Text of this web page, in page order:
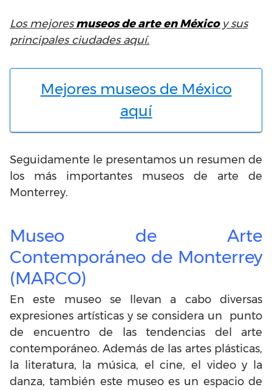
Los mejoresmuseos de arte en Méxicoy sus
principales ciudades aquí.
Mejores museos de México
aquí
Seguidamente le presentamos un resumen de
los más importantes museos de arte de
Monterrey.
Museo de Arte
Contemporáneo de Monterrey
(MARCO)
En este museo se llevan a cabo diversas
expresiones artísticas y se considera un punto
de encuentro de las tendencias del arte
contemporáneo. Además de las artes plásticas,
la literatura, la música, el cine, el video y la
danza, también este museo es un espacio de